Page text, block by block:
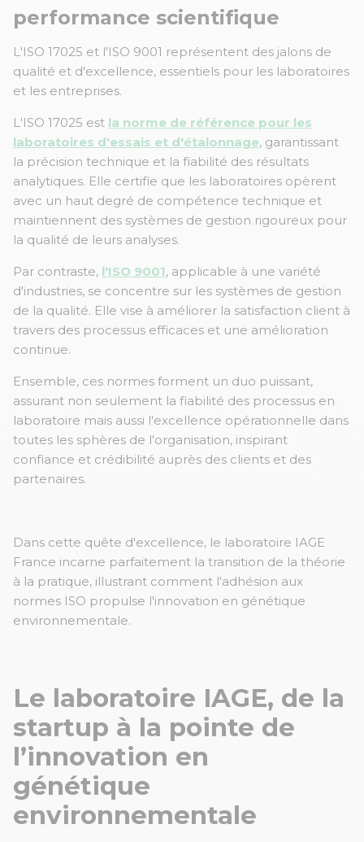
performance scientifique
L'ISO 17025 et l'ISO 9001 représentent des jalons de
qualité et d'excellence, essentiels pour les laboratoires
et les entreprises.
L'ISO 17025 est la norme de référence pour les
laboratoires d'essais et d'étalonnage, garantissant
la précision technique et la fiabilité des résultats
analytiques. Elle certifie que les laboratoires opèrent
avec un haut degré de compétence technique et
maintiennent des systèmes de gestion rigoureux pour
la qualité de leurs analyses.
Par contraste, l'ISO 9001, applicable à une variété
d'industries, se concentre sur les systèmes de gestion
de la qualité. Elle vise à améliorer la satisfaction client à
travers des processus efficaces et une amélioration
continue.
Ensemble, ces normes forment un duo puissant,
assurant non seulement la fiabilité des processus en
laboratoire mais aussi l'excellence opérationnelle dans
toutes les sphères de l'organisation, inspirant
confiance et crédibilité auprès des clients et des
partenaires.
Dans cette quête d'excellence, le laboratoire IAGE
France incarne parfaitement la transition de la théorie
à la pratique, illustrant comment l'adhésion aux
normes ISO propulse l'innovation en génétique
environnementale.
Le laboratoire IAGE, de la
startup à la pointe de
l’innovation en
génétique
environnementale